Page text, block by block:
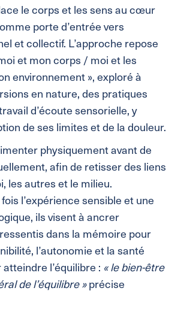
le corps et les sens au cœur
porte d’entrée vers
et collectif. L’approche repose
et mon corps / moi et les
environnement », exploré à
en nature, des pratiques
d’écoute sensorielle, y
de ses limites et de la douleur.
physiquement avant de
afin de retisser des liens
les autres et le milieu.
l’expérience sensible et une
ils visent à ancrer
dans la mémoire pour
l’autonomie et la santé
l’équilibre : « le bien-être
de l’équilibre »précise